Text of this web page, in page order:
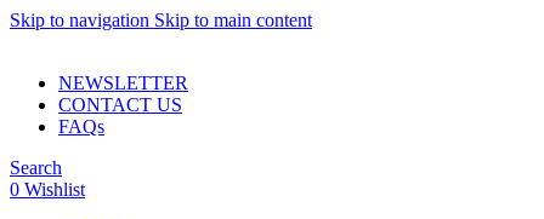
Skip to navigation Skip to main content
NEWSLETTER
CONTACT US
FAQs
Search
0 Wishlist